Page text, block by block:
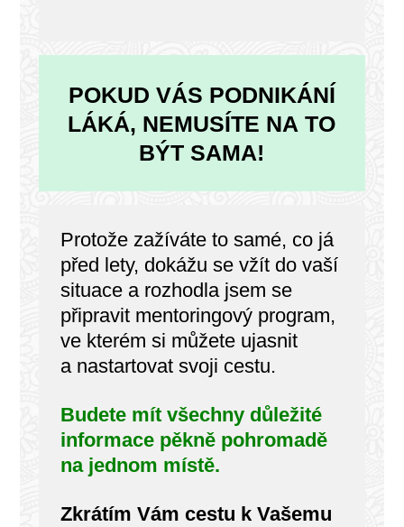
POKUD VÁS PODNIKÁNÍ
LÁKÁ, NEMUSÍTE NA TO
BÝT SAMA!
Protože zažíváte to samé, co já
před lety, dokážu se vžít do vaší
situace a rozhodla jsem se
připravit mentoringový program,
ve kterém si můžete ujasnit
a nastartovat svoji cestu.
Budete mít všechny důležité
informace pěkně pohromadě
na jednom místě.
Zkrátím Vám cestu k Vašemu